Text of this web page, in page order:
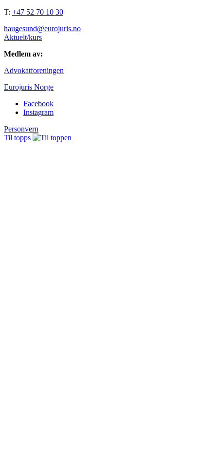
T: +47 52 70 10 30
haugesund@eurojuris.no
Aktuelt/kurs
Medlem av:
Advokatforeningen
Eurojuris Norge
Facebook
Instagram
Personvern
Til topps